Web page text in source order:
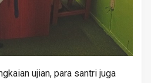
ujian, para santri juga